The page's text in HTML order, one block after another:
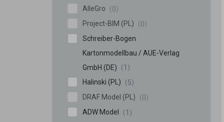
AlleGro
0
Project-BIM (PL)
0
Schreiber-Bogen
Kartonmodellbau / AUE-Verlag
GmbH (DE)
1
Halinski (PL)
5
DRAF Model (PL)
0
ADW Model
1